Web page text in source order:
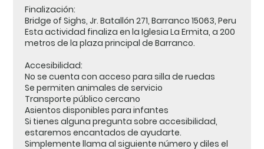
Finalización:
Bridge of Sighs, Jr. Batallón 271, Barranco 15063, Peru
Esta actividad finaliza en la Iglesia La Ermita, a 200
metros de la plaza principal de Barranco.
Accesibilidad:
No se cuenta con acceso para silla de ruedas
Se permiten animales de servicio
Transporte público cercano
Asientos disponibles para infantes
Si tienes alguna pregunta sobre accesibilidad,
estaremos encantados de ayudarte.
Simplemente llama al siguiente número y diles el